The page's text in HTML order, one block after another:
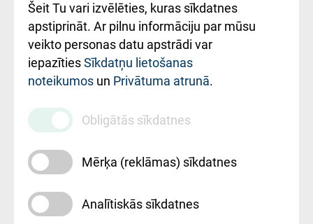
Rekvizīti un
ārstniecības
iestādes kods
010000234
Maksas
pakalpojumu
cenrādis
Šeit Tu vari izvēlēties, kuras sīkdatnes
apstiprināt. Ar pilnu informāciju par mūsu
veikto personas datu apstrādi var
iepazītiesSīkdatņu lietošanas
noteikumos un Privātuma atrunā.
Obligātās sīkdatnes
Mērķa (reklāmas) sīkdatnes
Analītiskās sīkdatnes